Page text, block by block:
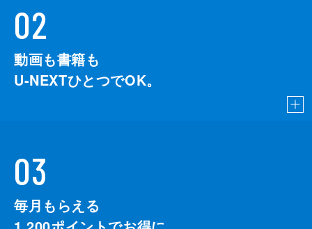
02
動画も書籍も
U-NEXTひとつでOK。
03
毎月もらえる